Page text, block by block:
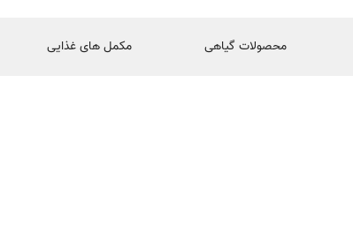
محصولات گیاهی مکمل های غذایی